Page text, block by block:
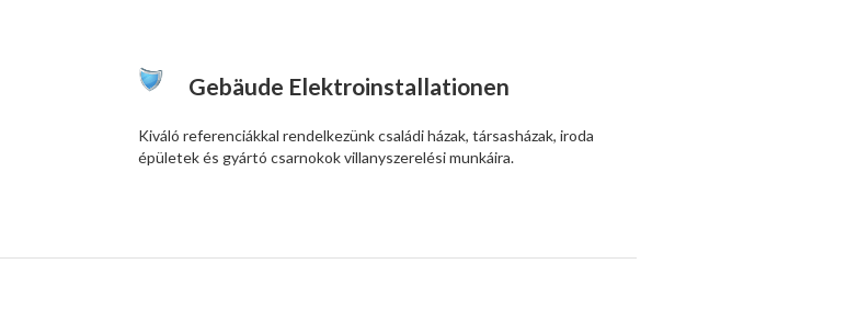
Gebäude Elektroinstallationen
Kiváló referenciákkal rendelkezünk családi házak, társasházak, iroda
épületek és gyártó csarnokok villanyszerelési munkáira.